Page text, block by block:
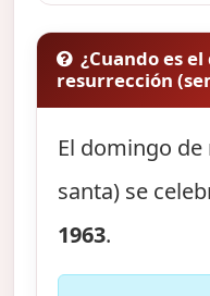
¿Cuando es
resurrección
El domingo
santa) se
1963.